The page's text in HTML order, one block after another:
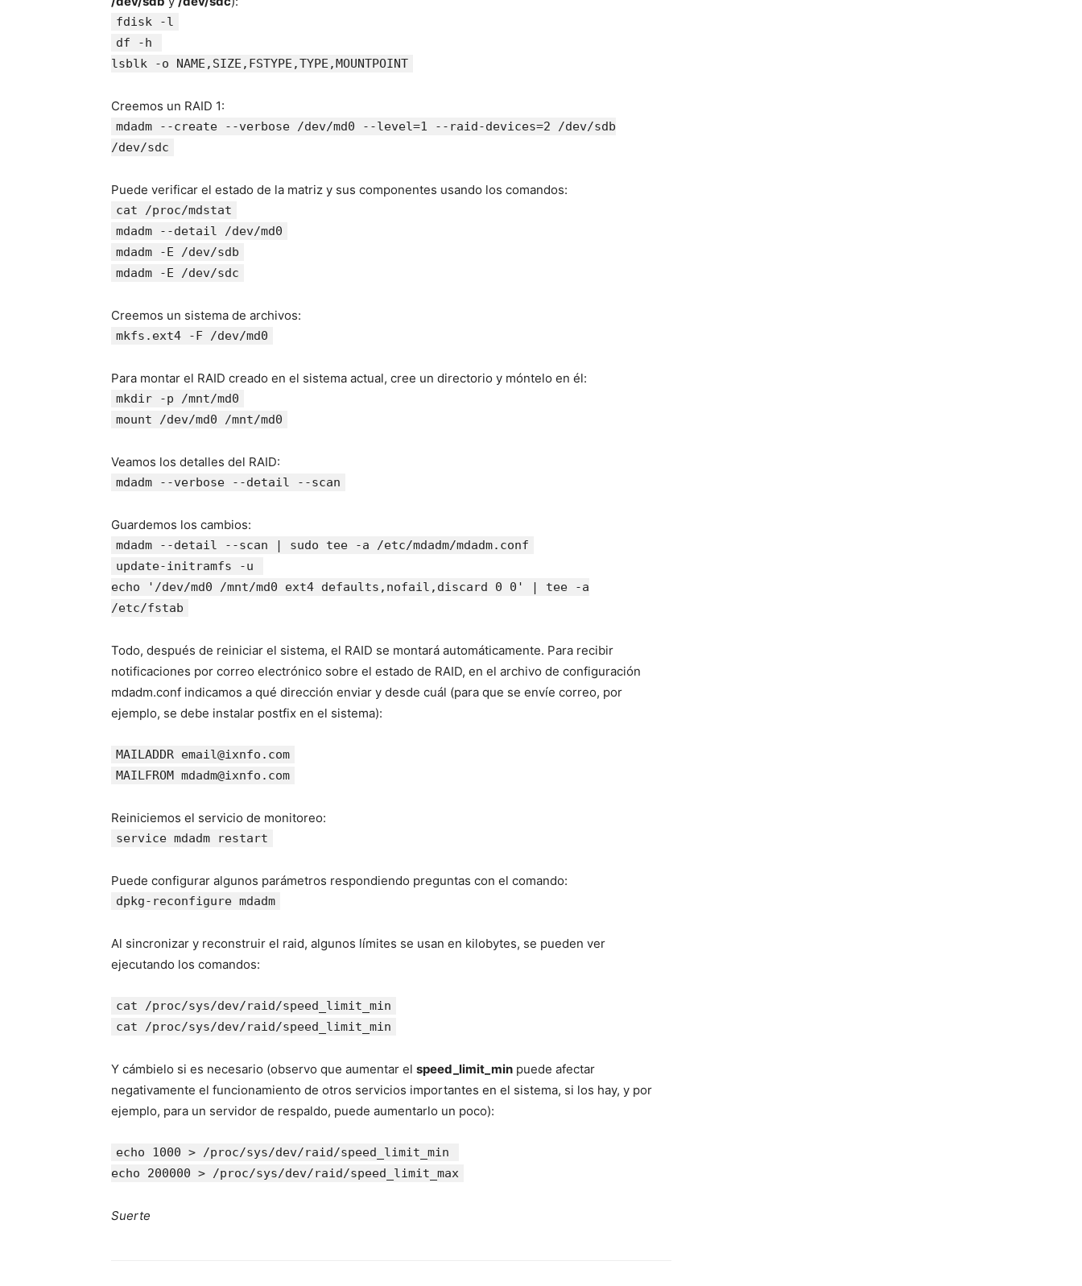
fdisk -l
df -h
lsblk -o NAME,SIZE,FSTYPE,TYPE,MOUNTPOINT
Creemos un RAID 1:
mdadm --create --verbose /dev/md0 --level=1 --raid-devices=2 /dev/sdb
/dev/sdc
Puede verificar el estado de la matriz y sus componentes usando los comandos:
cat /proc/mdstat
mdadm --detail /dev/md0
mdadm -E /dev/sdb
mdadm -E /dev/sdc
Creemos un sistema de archivos:
mkfs.ext4 -F /dev/md0
Para montar el RAID creado en el sistema actual, cree un directorio y móntelo en él:
mkdir -p /mnt/md0
mount /dev/md0 /mnt/md0
Veamos los detalles del RAID:
mdadm --verbose --detail --scan
Guardemos los cambios:
mdadm --detail --scan | sudo tee -a /etc/mdadm/mdadm.conf
update-initramfs -u
echo '/dev/md0 /mnt/md0 ext4 defaults,nofail,discard 0 0' | tee -a
/etc/fstab
Todo, después de reiniciar el sistema, el RAID se montará automáticamente. Para recibir
notificaciones por correo electrónico sobre el estado de RAID, en el archivo de configuración
mdadm.conf indicamos a qué dirección enviar y desde cuál (para que se envíe correo, por
ejemplo, se debe instalar postfix en el sistema):
MAILADDR email@ixnfo.com
MAILFROM mdadm@ixnfo.com
Reiniciemos el servicio de monitoreo:
service mdadm restart
Puede configurar algunos parámetros respondiendo preguntas con el comando:
dpkg-reconfigure mdadm
Al sincronizar y reconstruir el raid, algunos límites se usan en kilobytes, se pueden ver
ejecutando los comandos:
cat /proc/sys/dev/raid/speed_limit_min
cat /proc/sys/dev/raid/speed_limit_min
Y cámbielo si es necesario (observo que aumentar el speed_limit_min puede afectar
negativamente el funcionamiento de otros servicios importantes en el sistema, si los hay, y por
ejemplo, para un servidor de respaldo, puede aumentarlo un poco):
echo 1000 > /proc/sys/dev/raid/speed_limit_min
echo 200000 > /proc/sys/dev/raid/speed_limit_max
Suerte